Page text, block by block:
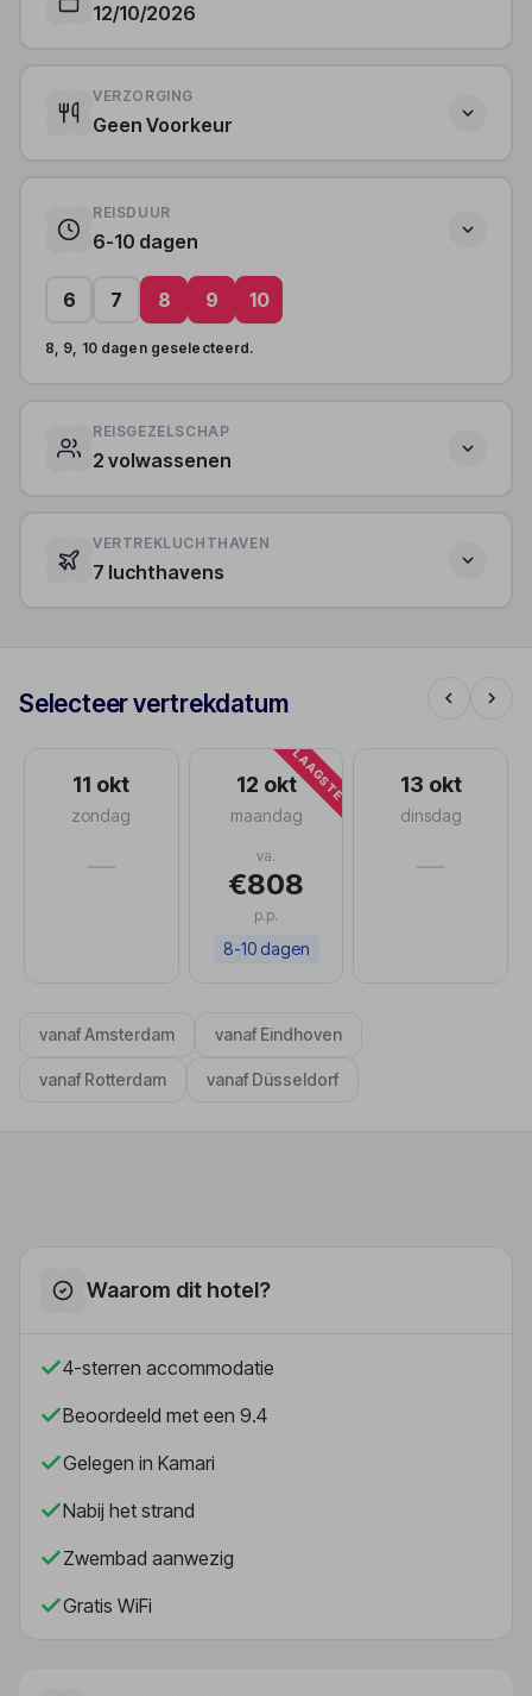
12/10/2026
VERZORGING
Geen Voorkeur
REISDUUR
6-10 dagen
6 7 8 9 10
8, 9, 10 dagen geselecteerd.
REISGEZELSCHAP
2 volwassenen
VERTREKLUCHTHAVEN
7 luchthavens
Selecteer vertrekdatum
11 okt
zondag
—
LAAGSTE
12 okt
maandag
va.
€808
p.p.
8-10 dagen
13 okt
dinsdag
—
vanaf Amsterdam vanaf Eindhoven
vanaf Rotterdam vanaf Düsseldorf
Waarom dit hotel?
4-sterren accommodatie
Beoordeeld met een 9.4
Gelegen in Kamari
Nabij het strand
Zwembad aanwezig
Gratis WiFi